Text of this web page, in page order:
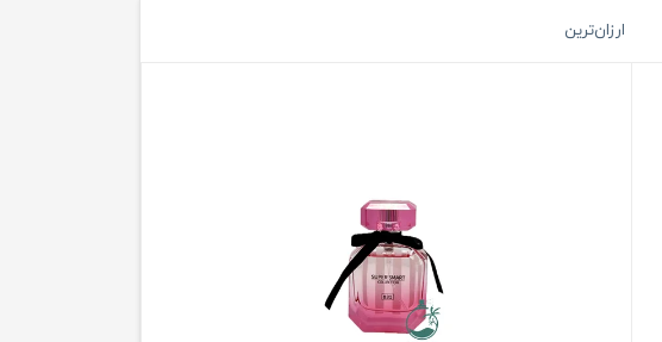
ارزان‌ترین